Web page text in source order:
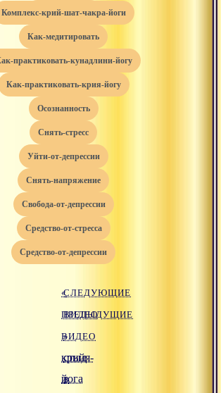
комплекс-крий-шат-чакра-йоги
как-медитировать
как-практиковать-кунадлини-йогу
как-практиковать-крия-йогу
осознанность
снять-стресс
уйти-от-депрессии
снять-напряжение
свобода-от-депрессии
средство-от-стресса
средство-от-депрессии
«
ПРЕДЫДУЩИЕ
ВИДЕО
крийя-
йога
СЛЕДУЮЩИЕ
ВИДЕО
»
стыд
в